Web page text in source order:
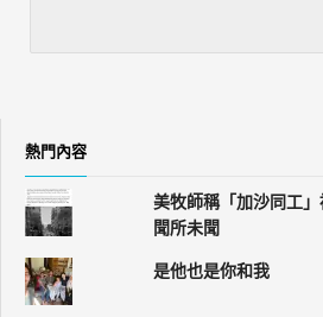
熱門內容
美牧師稱「加沙同工」
聞所未聞
是他也是你和我